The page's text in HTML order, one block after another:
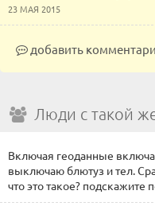
23 МАЯ 2015
добавить
Люди с такой
Включая геоданные
выключаю блютуз и тел.
что это такое? подскажите